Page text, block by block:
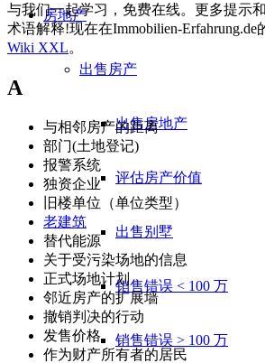
房地产
出售房产
出售房地产
评估房产价值
出售别墅
销售错误 < 100 万
销售错误 > 100 万
与我们一起学习，免费在线。更多提示
术语解释!现在在Immobilien-Erfahrung.de
Wiki XXL。
A
与相邻房产的距离
部门(土地登记)
报警系统
独资企业
旧楼单位（单位类型）
老建筑
替代能源
关于受污染场地的信息
正式场地计划
邻近房产的扩展墙
撤销判决的行动
发售价格
作为财产所有者的居民